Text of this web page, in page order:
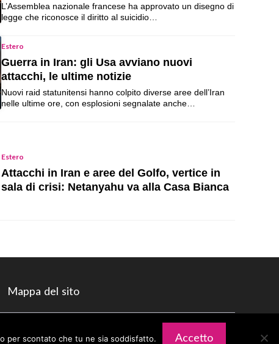
L’Assemblea nazionale francese ha approvato un disegno di
legge che riconosce il diritto al suicidio…
Estero
Guerra in Iran: gli Usa avviano nuovi
attacchi, le ultime notizie
Nuovi raid statunitensi hanno colpito diverse aree dell’Iran
nelle ultime ore, con esplosioni segnalate anche…
Estero
Attacchi in Iran e aree del Golfo, vertice in
sala di crisi: Netanyahu va alla Casa Bianca
Mappa del sito
per scontato che tu ne sia soddisfatto. Accetto